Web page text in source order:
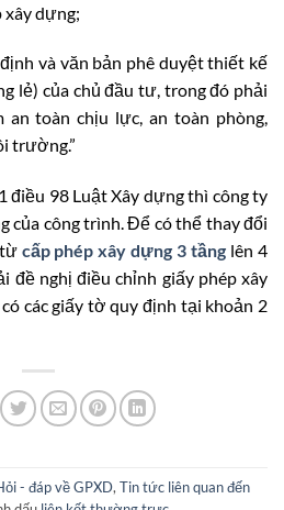
xây dựng;
và văn bản phê duyệt thiết kế
lẻ) của chủ đầu tư, trong đó phải
an toàn chịu lực, an toàn phòng,
trường.”
điều 98 Luật Xây dựng thì công ty
của công trình. Để có thể thay đổi
cấp phép xây dựng 3 tầng lên 4
đề nghị điều chỉnh giấy phép xây
các giấy tờ quy định tại khoản 2
- đáp về GPXD, Tin tức liên quan đến